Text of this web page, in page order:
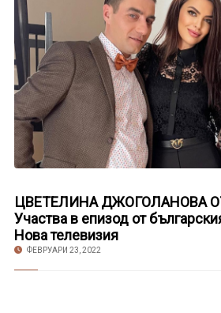
ЦВЕТЕЛИНА ДЖОГОЛАНОВА
Участва в епизод от
Нова телевизия
ФЕВРУАРИ 23, 2022